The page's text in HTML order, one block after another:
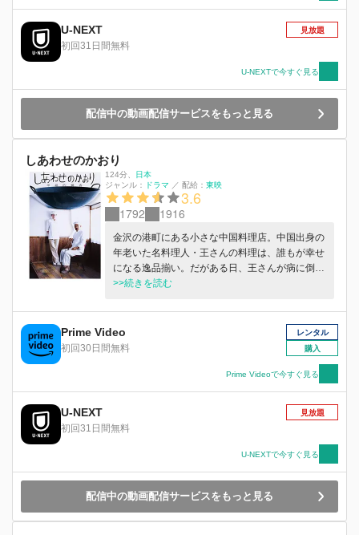
U-NEXT
初回31日間無料
見放題
U-NEXTで今すぐ見る
配信中の動画配信サービスをもっと見る
しあわせのかおり
124分、
日本
ジャンル：
ドラマ ／ 配給： 東映
3.6
1792 1916
金沢の港町にある小さな中国料理店。中国出身の
年老いた名料理人・王さんの料理は、誰もが幸せ
になる逸品揃い。だがある日、王さんが病に倒れ
る。協力を申し出たのは、幼い娘を抱えた貴子。
かな絆へと変わり…。
>>続きを読む
Prime Video
初回30日間無料
レンタル
購入
Prime Videoで今すぐ見る
U-NEXT
初回31日間無料
見放題
U-NEXTで今すぐ見る
配信中の動画配信サービスをもっと見る